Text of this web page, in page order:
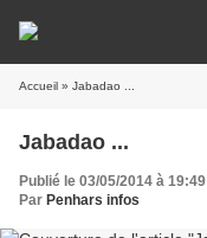
Accueil » Jabadao ...
Jabadao ...
Publié le 03/05/2014 à 19:49
Par Penhars infos